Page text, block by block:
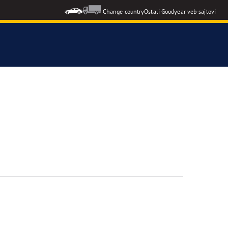
Change countryOstali Goodyear veb-sajtovi